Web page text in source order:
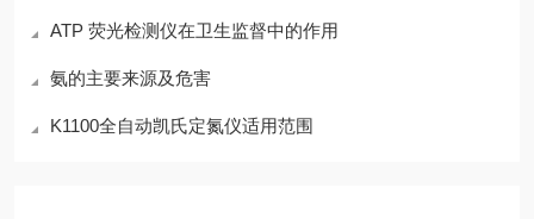
ATP 荧光检测仪在卫生监督中的作用
氨的主要来源及危害
K1100全自动凯氏定氮仪适用范围